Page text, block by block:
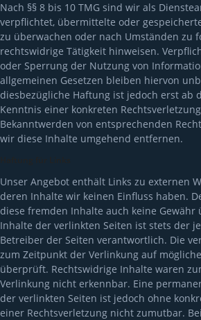
Nach §§ 8 bis 10 TMG sind wir als
verpflichtet, übermittelte oder
zu überwachen oder nach Umständen zu
rechtswidrige Tätigkeit hinweisen.
oder Sperrung der Nutzung von
allgemeinen Gesetzen bleiben hiervon
diesbezügliche Haftung ist jedoch erst ab
Kenntnis einer konkreten
Bekanntwerden von entsprechenden
wir diese Inhalte umgehend entfernen.
Unser Angebot enthält Links zu externen
deren Inhalte wir keinen Einfluss haben.
diese fremden Inhalte auch keine Gewähr
Inhalte der verlinkten Seiten ist stets der
Betreiber der Seiten verantwortlich. Die
zum Zeitpunkt der Verlinkung auf
überprüft. Rechtswidrige Inhalte waren
Verlinkung nicht erkennbar. Eine
der verlinkten Seiten ist jedoch ohne
einer Rechtsverletzung nicht zumutbar.